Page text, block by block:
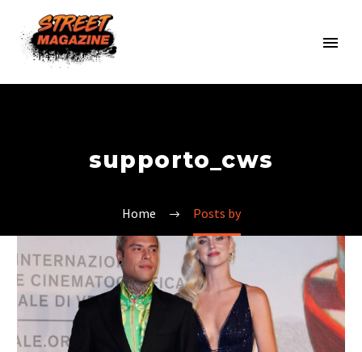
supporto_cws
Home Posts by